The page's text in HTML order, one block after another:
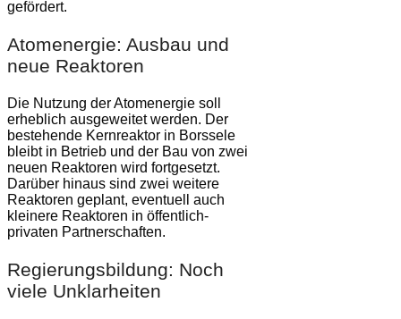
gefördert.
Atomenergie: Ausbau und
neue Reaktoren
Die Nutzung der Atomenergie soll
erheblich ausgeweitet werden. Der
bestehende Kernreaktor in Borssele
bleibt in Betrieb und der Bau von zwei
neuen Reaktoren wird fortgesetzt.
Darüber hinaus sind zwei weitere
Reaktoren geplant, eventuell auch
kleinere Reaktoren in öffentlich-
privaten Partnerschaften.
Regierungsbildung: Noch
viele Unklarheiten